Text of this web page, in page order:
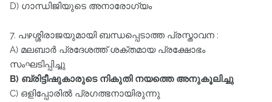
D) ഗാന്ധിജിയുടെ അനാരോഗ്യം
7. പഴശ്ശിരാജയുമായി ബന്ധപ്പെടാത്ത പ്രസ്താവന :
A) മലബാർ പ്രദേശത്ത്‌ ശക്തമായ പ്രക്ഷോഭം
സംഘടിപ്പിച്ചു
B) ബ്രിട്ടീഷുകാരുടെ നികുതി നയത്തെ അനുകൂലിച്ചു
C) ഒളിപ്പോരിൽ പ്രഗത്ഭനായിരുന്നു